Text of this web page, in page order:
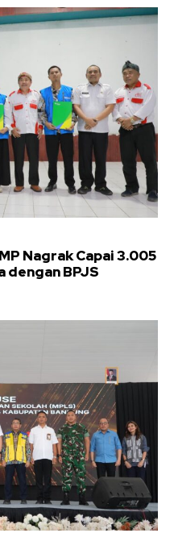
Nagrak Capai 3.005
dengan BPJS